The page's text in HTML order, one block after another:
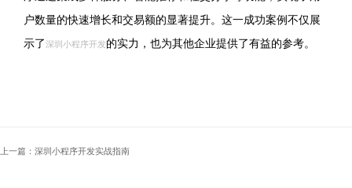
户数量的快速增长和交易额的显著提升。这一成功案例不仅展
示了深圳小程序开发的实力，也为其他企业提供了有益的参考。
上一篇：深圳小程序开发实战指南